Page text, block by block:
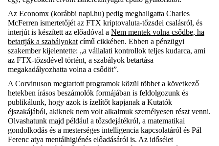
Az Economx (korábbi napi.hu) pedig meghallgatta Charles
McFerren ismertetőjét az FTX kriptovaluta-tőzsdei csalásról, és
interjút is készített az előadóval a Nem mentek volna csődbe, ha
betartják a szabályokat című cikkében. Ebben a pénzügyi
szakember kijelentette: „a vállalati kontrollok teljes kudarca, ami
az FTX-tőzsdével történt, a szabályok betartása
megakadályozhatta volna a csődöt”.
A Corvinuson megtartott programok közül többet a következő
hetekben írásos beszámolók formájában is feldolgozunk és
publikálunk, hogy azok is ízelítőt kapjanak a Kutatók
éjszakájából, akiknek nem volt alkalmuk személyesen részt venni.
Olvashatunk majd például a tőzsdejátékról, a matematikai
gondolkodás és a mesterséges intelligencia kapcsolatáról és Pál
Ferenc atya mentálhigiénés előadásáról is. Az idősélet